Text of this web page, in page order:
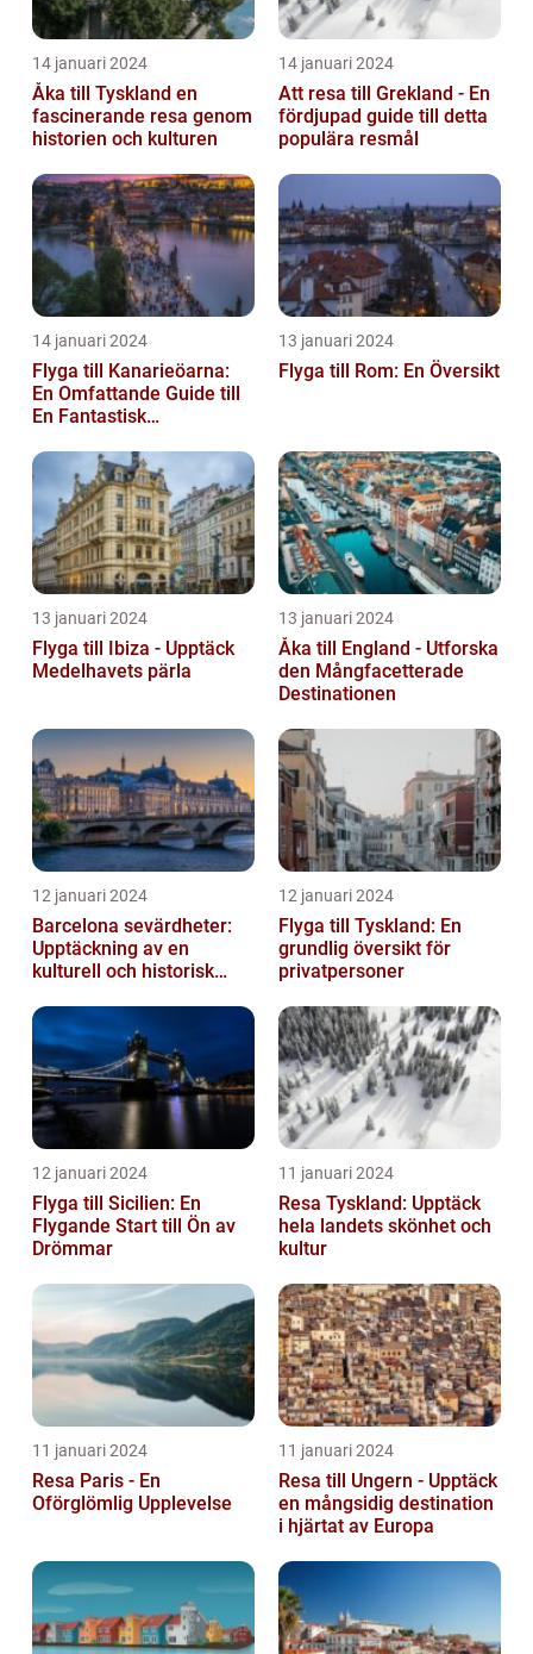
14 januari 2024
Åka till Tyskland en
fascinerande resa genom
historien och kulturen
14 januari 2024
Att resa till Grekland - En
fördjupad guide till detta
populära resmål
14 januari 2024
Flyga till Kanarieöarna:
En Omfattande Guide till
En Fantastisk
13 januari 2024
Flyga till Rom: En Översikt
13 januari 2024
Flyga till Ibiza - Upptäck
Medelhavets pärla
13 januari 2024
Åka till England - Utforska
den Mångfacetterade
Destinationen
12 januari 2024
Barcelona sevärdheter:
Upptäckning av en
kulturell och historisk
12 januari 2024
Flyga till Tyskland: En
grundlig översikt för
privatpersoner
12 januari 2024
Flyga till Sicilien: En
Flygande Start till Ön av
Drömmar
11 januari 2024
Resa Tyskland: Upptäck
hela landets skönhet och
kultur
11 januari 2024
Resa Paris - En
Oförglömlig Upplevelse
11 januari 2024
Resa till Ungern - Upptäck
en mångsidig destination
i hjärtat av Europa